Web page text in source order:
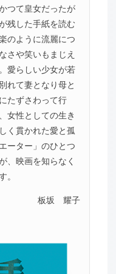
つて皇女だったが
残した手紙を読む
のように流麗につ
さや笑いもまじえ
愛らしい少女が若
れて妻となり母と
たずさわって行
女性としての生き
く貫かれた愛と孤
ーター」のひとつ
、映画を知らなく
。
板坂 耀子